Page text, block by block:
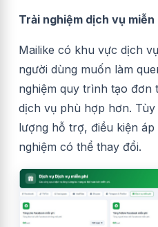
Trải nghiệm dịch vụ
Mailike có khu vực dịch
người dùng muốn làm
nghiệm quy trình tạo đơn
dịch vụ phù hợp hơn.
lượng hỗ trợ, điều kiện
nghiệm có thể thay đổi.